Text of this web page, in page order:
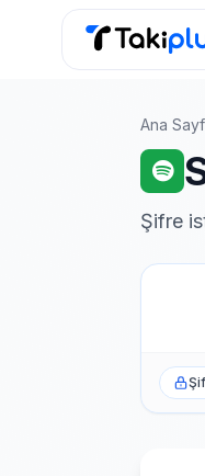
Anasayfa
Ana
Şifre